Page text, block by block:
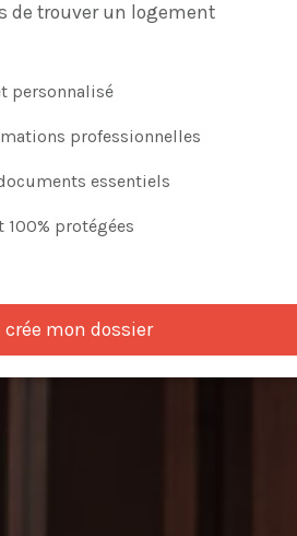
de trouver un logement
personnalisé
professionnelles
essentiels
100% protégées
crée mon dossier